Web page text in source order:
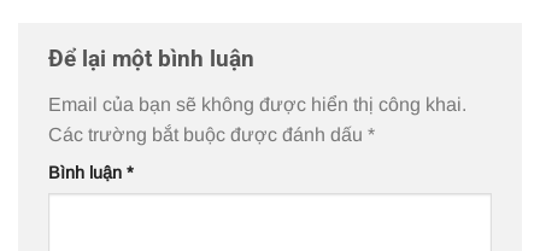
Để lại một bình luận
Email của bạn sẽ không được hiển thị công khai.
Các trường bắt buộc được đánh dấu *
Bình luận *